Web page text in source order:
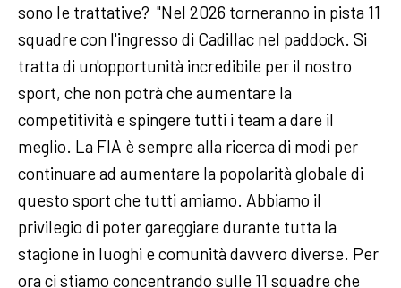
sono le trattative? "Nel 2026 torneranno in pista 11
squadre con l'ingresso di Cadillac nel paddock. Si
tratta di un'opportunità incredibile per il nostro
sport, che non potrà che aumentare la
competitività e spingere tutti i team a dare il
meglio. La FIA è sempre alla ricerca di modi per
continuare ad aumentare la popolarità globale di
questo sport che tutti amiamo. Abbiamo il
privilegio di poter gareggiare durante tutta la
stagione in luoghi e comunità davvero diverse. Per
ora ci stiamo concentrando sulle 11 squadre che